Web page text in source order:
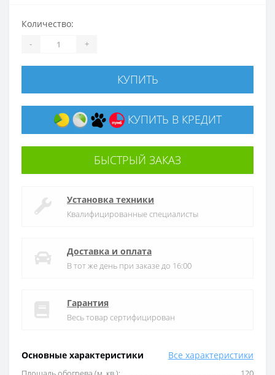
Основные характеристики Все характеристики
Количество:
- +
КУПИТЬ
КУПИТЬ В КРЕДИТ
БЫСТРЫЙ ЗАКАЗ
Установка техники
Квалифицированные специалисты
Доставка и оплата
В тот же день при заказе до 16:00
Гарантия
Весь товар сертифицирован